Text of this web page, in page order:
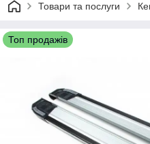
Товари та послуги
Топ продажів